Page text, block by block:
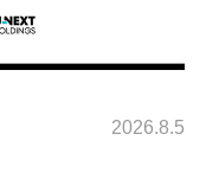
2026.8.5